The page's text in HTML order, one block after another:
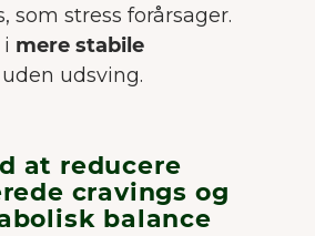
som stress forårsager.
mere stabile
uden udsving.
at reducere
cravings og
balance